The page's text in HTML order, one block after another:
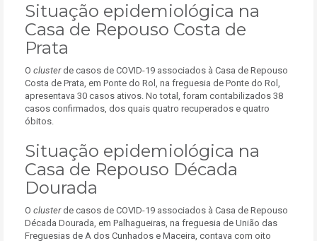
Situação epidemiológica na
Casa de Repouso Costa de
Prata
O clusterde casos de COVID-19 associados à Casa de Repouso
Costa de Prata, em Ponte do Rol, na freguesia de Ponte do Rol,
apresentava 30 casos ativos. No total, foram contabilizados 38
casos confirmados, dos quais quatro recuperados e quatro
óbitos.
Situação epidemiológica na
Casa de Repouso Década
Dourada
O clusterde casos de COVID-19 associados à Casa de Repouso
Década Dourada, em Palhagueiras, na freguesia de União das
Freguesias de A dos Cunhados e Maceira, contava com oito